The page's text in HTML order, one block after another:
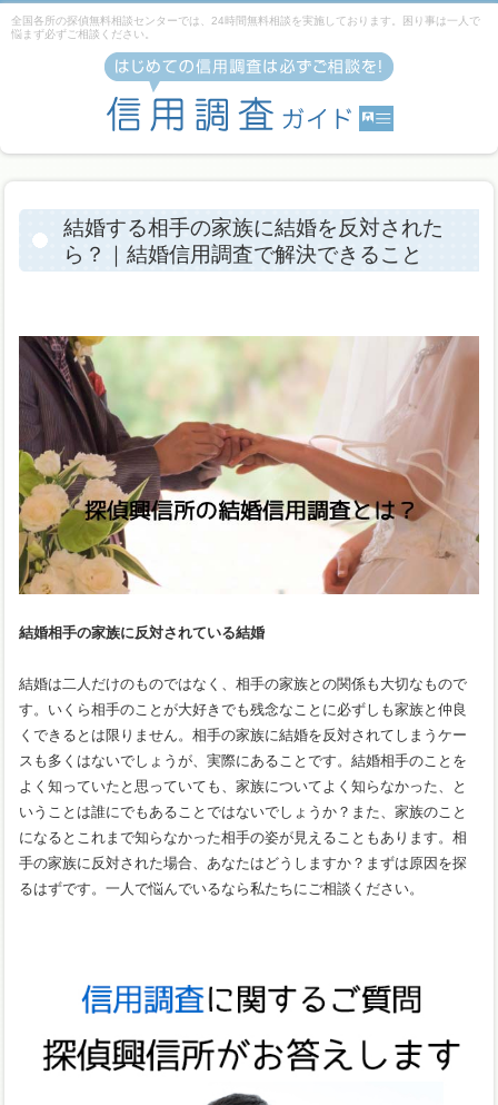
結婚する相手の家族に結婚を反対された
ら？｜結婚信用調査で解決できること
結婚相手の家族に反対されている結婚
結婚は二人だけのものではなく、相手の家族との関係も大切なもので
す。いくら相手のことが大好きでも残念なことに必ずしも家族と仲良
くできるとは限りません。相手の家族に結婚を反対されてしまうケー
スも多くはないでしょうが、実際にあることです。結婚相手のことを
よく知っていたと思っていても、家族についてよく知らなかった、と
いうことは誰にでもあることではないでしょうか？また、家族のこと
になるとこれまで知らなかった相手の姿が見えることもあります。相
手の家族に反対された場合、あなたはどうしますか？まずは原因を探
るはずです。一人で悩んでいるなら私たちにご相談ください。
全国各所の探偵無料相談センターでは、24時間無料相談を実施しております。困り事は一人で
悩まず必ずご相談ください。